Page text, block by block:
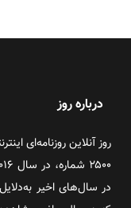
درباره روز
در سال‌های اخیر